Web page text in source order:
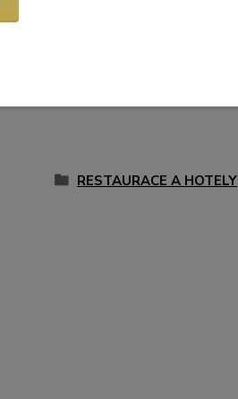
RESTAURACE A HOTELY